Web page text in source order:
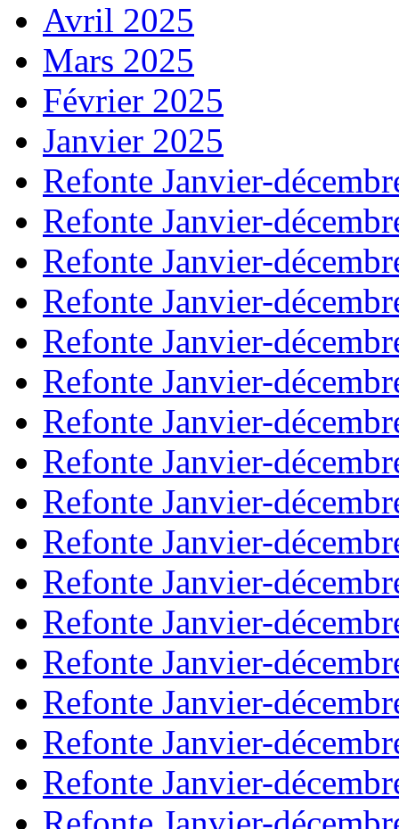
Avril 2025
Mars 2025
Février 2025
Janvier 2025
Refonte Janvier-
Refonte Janvier-
Refonte Janvier-
Refonte Janvier-
Refonte Janvier-
Refonte Janvier-
Refonte Janvier-
Refonte Janvier-
Refonte Janvier-
Refonte Janvier-
Refonte Janvier-
Refonte Janvier-
Refonte Janvier-
Refonte Janvier-
Refonte Janvier-
Refonte Janvier-